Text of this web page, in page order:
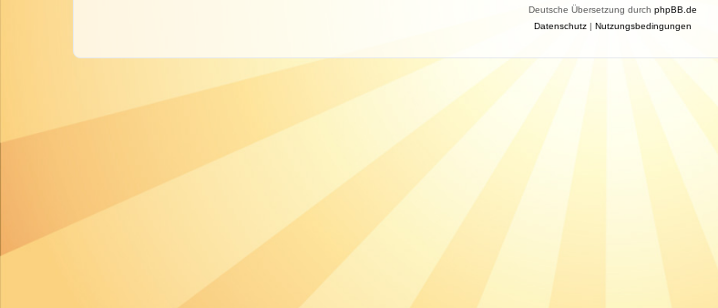
Deutsche Übersetzung durch phpBB.de
Datenschutz| Nutzungsbedingungen